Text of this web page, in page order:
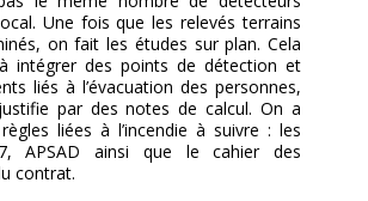
Une fois que les relevés terrains
on fait les études sur plan. Cela
intégrer des points de détection et
liés à l’évacuation des personnes,
par des notes de calcul. On a
liées à l’incendie à suivre : les
APSAD ainsi que le cahier des
contrat.